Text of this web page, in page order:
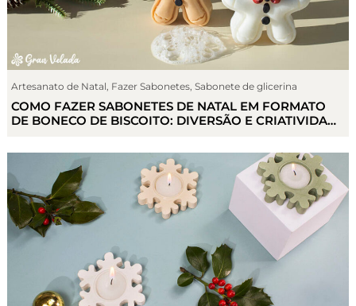
Artesanato de Natal Fazer Sabonetes Sabonete de glicerina
COMO FAZER SABONETES DE NATAL EM FORMATO
DE BONECO DE BISCOITO: DIVERSÃO E CRIATIVIDADE